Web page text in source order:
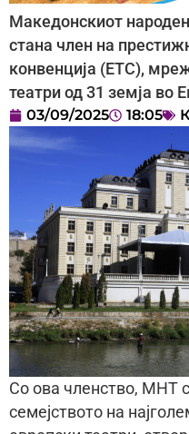
Македонскиот
стана член на
конвенција (ETC),
театри од 31 земја во
03/09/2025 18:05
Со ова членство, МНТ
семејството на